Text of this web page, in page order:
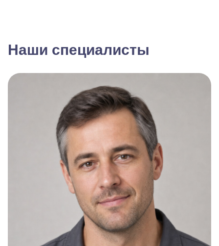
Наши специалисты